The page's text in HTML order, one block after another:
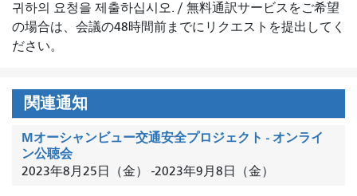
귀하의 요청을 제출하십시오. / 無料通訳サービスをご希望
の場合は、会議の48時間前までにリクエストを提出してく
ださい。
関連通知
Mオーシャンビュー交通安全プロジェクト - オンライ
ン公聴会
2023年8月25日（金） -2023年9月8日（金）